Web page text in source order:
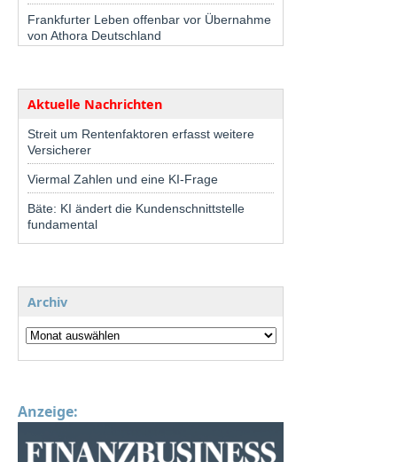
Frankfurter Leben offenbar vor Übernahme
von Athora Deutschland
Aktuelle Nachrichten
Streit um Rentenfaktoren erfasst weitere
Versicherer
Viermal Zahlen und eine KI-Frage
Bäte: KI ändert die Kundenschnittstelle
fundamental
Archiv
Anzeige: